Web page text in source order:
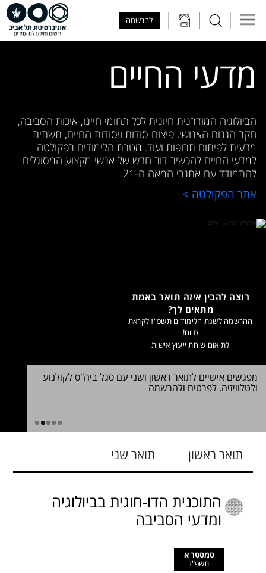
להרשמה
מדעי החיים
הביולוגיה המודרנית חיונית לכל תחומי חיינו, איכות הסביבה,
חקר הגנום האנושי, פיצוח סודות ויסודות החיים, תשתית
מדעית לפיתוח תרופות ועוד. מטרת הלימודים בפקולטה
למדעי החיים להכשיר דור חדש של אנשי מקצוע המסוגלים
להתמודד עם אתגרי המאה ה-21.
אתר הפקולטה >
מפגשים אישיים לתואר ראשון ושני עם סגל ביה"ס לקולנוע
ולטלוויזיה. לפרטים ולהרשמה
1 2 3 4 5
רוצה להבין איזה תואר באמת
מתאים לך?
ההרשמה לשנת הלימודים תשפ"ז לקראת
סיום!
לתיאום שיחת ייעוץ אישית
תואר ראשון תואר שני
התוכנית הדו-חוגית בביולוגיה
ומדעי הסביבה
סמסטר א
תשפ"ז